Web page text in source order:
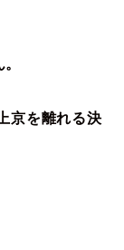
京を離れる決